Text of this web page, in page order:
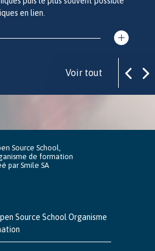
en lien.
Voir tout
Source School,
de formation
par Smile SA
Source School Organisme